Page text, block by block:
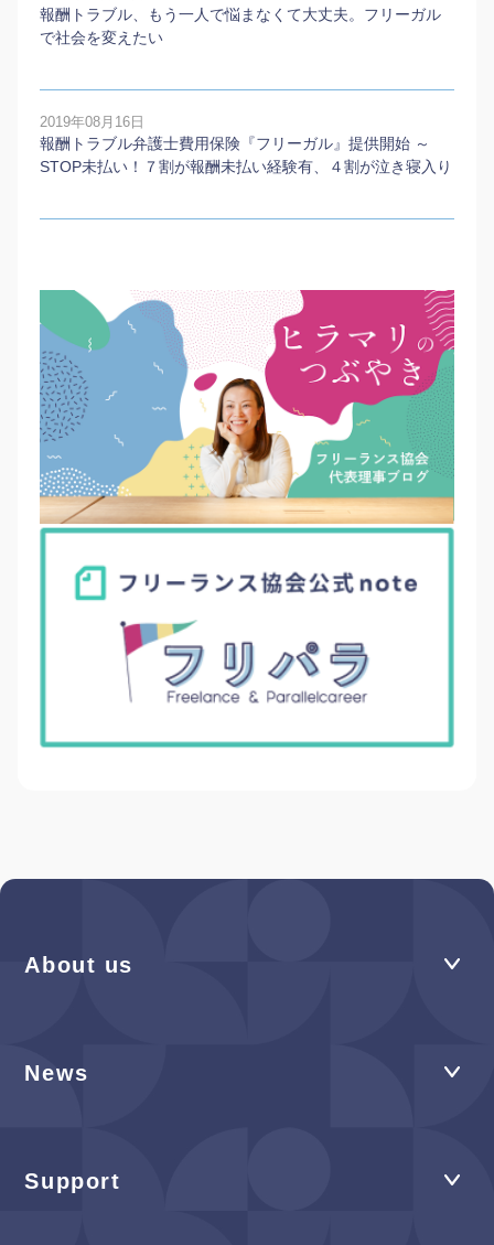
報酬トラブル、もう一人で悩まなくて大丈夫。フリーガル
で社会を変えたい
2019年08月16日
報酬トラブル弁護士費用保険『フリーガル』提供開始 ～
STOP未払い！７割が報酬未払い経験有、４割が泣き寝入り
About us
News
Support